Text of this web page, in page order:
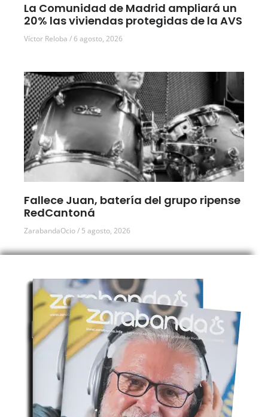
La Comunidad de Madrid ampliará un
20% las viviendas protegidas de la AVS
Víctor Reloba 6 agosto, 2026
Fallece Juan, batería del grupo ripense
RedCantoná
ZarabandaOcio 5 agosto, 2026